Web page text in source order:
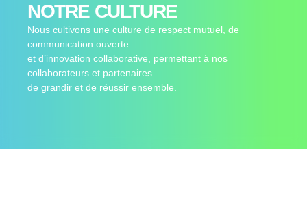
NOTRE CULTURE
Nous cultivons une culture de respect mutuel, de
communication ouverte
et d’innovation collaborative, permettant à nos
collaborateurs et partenaires
de grandir et de réussir ensemble.